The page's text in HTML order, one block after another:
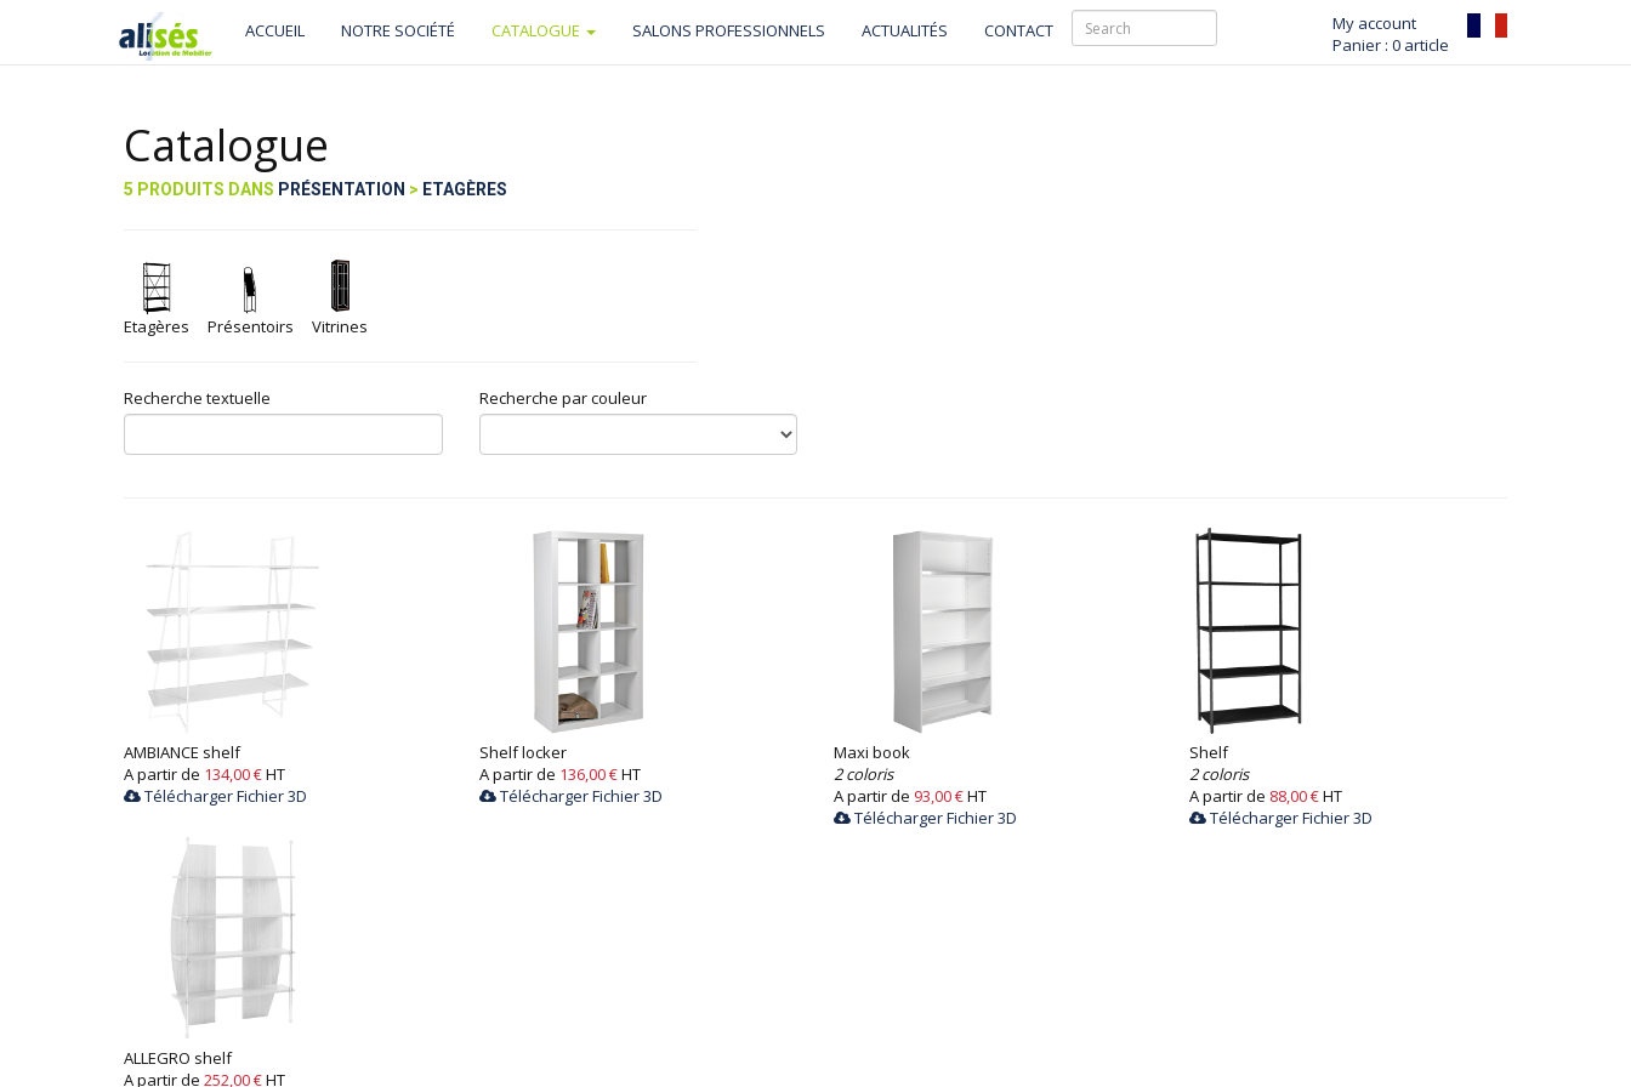
My account
Panier : 0 article
ACCUEIL NOTRE SOCIÉTÉ CATALOGUE SALONS PROFESSIONNELS ACTUALITÉS CONTACT
Catalogue
5 PRODUITS DANS PRÉSENTATION > ETAGÈRES
Etagères Présentoirs Vitrines
Recherche textuelle Recherche par couleur
AMBIANCE shelf
A partir de 134,00 €HT
Télécharger Fichier 3D
Shelf locker
A partir de 136,00 €HT
Télécharger Fichier 3D
Maxi book
2 coloris
A partir de 93,00 €HT
Télécharger Fichier 3D
Shelf
2 coloris
A partir de 88,00 €HT
Télécharger Fichier 3D
ALLEGRO shelf
A partir de 252,00 €HT